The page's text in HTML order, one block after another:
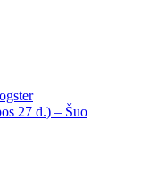
27 d.) – Šuo